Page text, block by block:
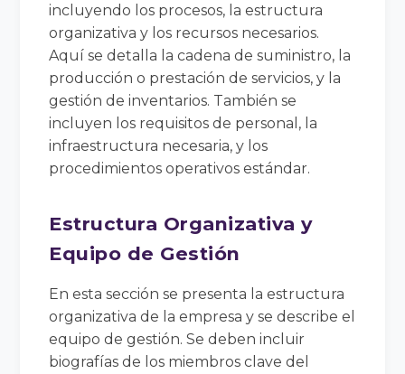
incluyendo los procesos, la estructura
organizativa y los recursos necesarios.
Aquí se detalla la cadena de suministro, la
producción o prestación de servicios, y la
gestión de inventarios. También se
incluyen los requisitos de personal, la
infraestructura necesaria, y los
procedimientos operativos estándar.
Estructura Organizativa y
Equipo de Gestión
En esta sección se presenta la estructura
organizativa de la empresa y se describe el
equipo de gestión. Se deben incluir
biografías de los miembros clave del